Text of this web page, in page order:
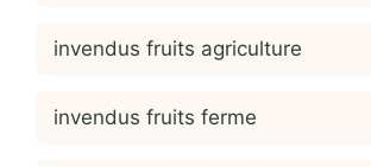
invendus fruits agriculture
invendus fruits ferme